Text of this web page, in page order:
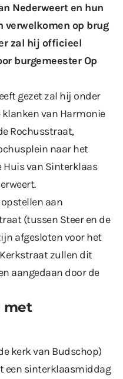
Nederweert en hun
verwelkomen op brug
zal hij officieel
burgemeester Op
gezet zal hij onder
van Harmonie
Rochusstraat,
naar het
Huis van Sinterklaas
aan
(tussen Steer en de
afgesloten voor het
zullen dit
aangedaan door de
met
kerk van Budschop)
een sinterklaasmiddag